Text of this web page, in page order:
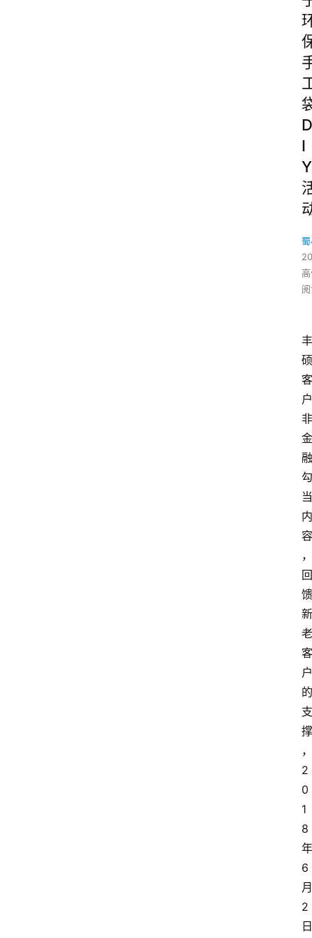
D
I
Y
丰
硕
客
户
非
金
融
勾
当
内
容
，
回
馈
新
老
客
户
的
支
撑
，
2
0
1
8
年
6
月
2
日